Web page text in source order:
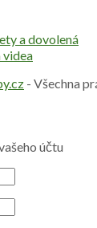
a dovolená
videa
- Všechna
účtu